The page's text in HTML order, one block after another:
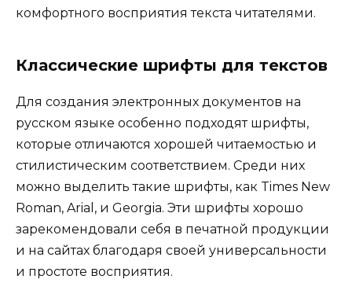
комфортного восприятия текста читателями.
Классические шрифты для текстов
Для создания электронных документов на
русском языке особенно подходят шрифты,
которые отличаются хорошей читаемостью и
стилистическим соответствием. Среди них
можно выделить такие шрифты, как Times New
Roman, Arial, и Georgia. Эти шрифты хорошо
зарекомендовали себя в печатной продукции
и на сайтах благодаря своей универсальности
и простоте восприятия.